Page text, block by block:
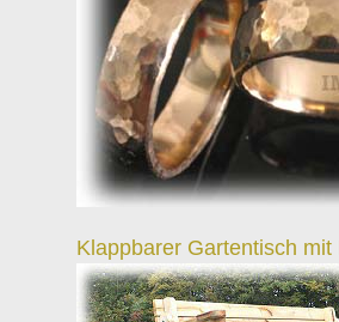
Klappbarer Gartentisch mit